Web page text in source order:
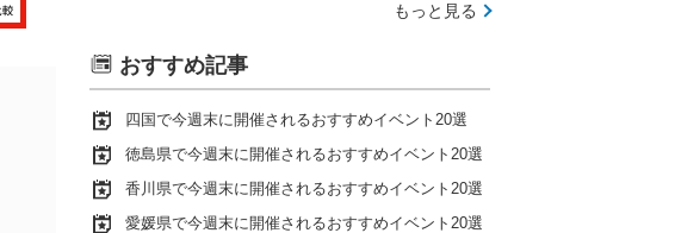
もっと見る
おすすめ記事
四国で今週末に開催されるおすすめイベント20選
徳島県で今週末に開催されるおすすめイベント20選
香川県で今週末に開催されるおすすめイベント20選
愛媛県で今週末に開催されるおすすめイベント20選